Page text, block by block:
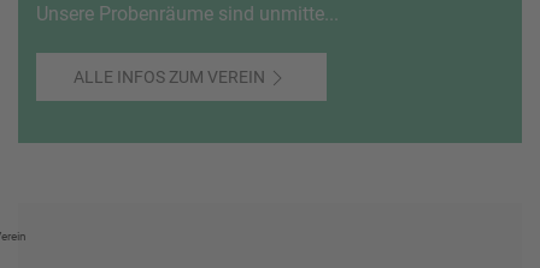
Unsere Probenräume sind unmitte...
ALLE INFOS ZUM VEREIN